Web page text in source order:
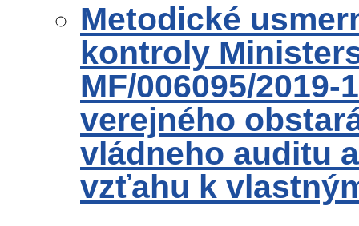
Metodické
kontroly
MF/006095/
verejného
vládneho auditu
vzťahu k